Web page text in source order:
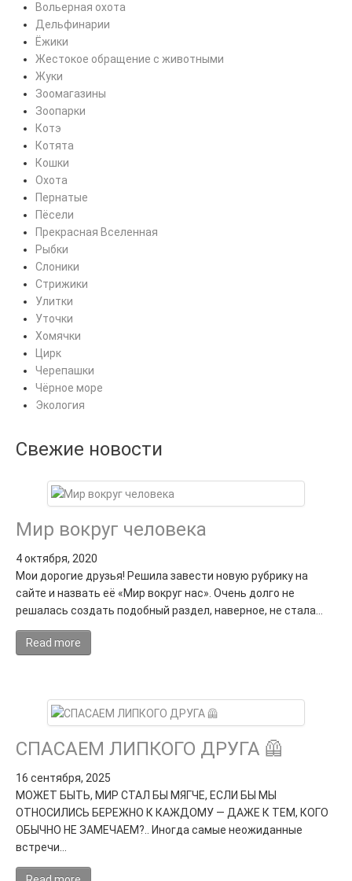
Вольерная охота
Дельфинарии
Ёжики
Жестокое обращение с животными
Жуки
Зоомагазины
Зоопарки
Котэ
Котята
Кошки
Охота
Пернатые
Пёсели
Прекрасная Вселенная
Рыбки
Слоники
Стрижики
Улитки
Уточки
Хомячки
Цирк
Черепашки
Чёрное море
Экология
Свежие новости
Мир вокруг человека
4 октября, 2020
Мои дорогие друзья! Решила завести новую рубрику на
сайте и назвать её «Мир вокруг нас». Очень долго не
решалась создать подобный раздел, наверное, не стала…
Read more
СПАСАЕМ ЛИПКОГО ДРУГА 🦺
16 сентября, 2025
МОЖЕТ БЫТЬ, МИР СТАЛ БЫ МЯГЧЕ, ЕСЛИ БЫ МЫ
ОТНОСИЛИСЬ БЕРЕЖНО К КАЖДОМУ — ДАЖЕ К ТЕМ, КОГО
ОБЫЧНО НЕ ЗАМЕЧАЕМ?.. Иногда самые неожиданные
встречи…